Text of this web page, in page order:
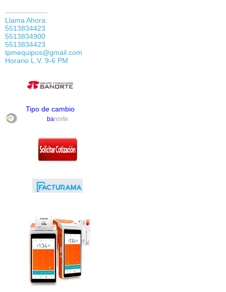
---------------------
Llama Ahora:
5513834423
5513834900
5513834423
tpmequipos@gmail.com
Horario L.V. 9-6 PM
Tipo de cambio
banorte